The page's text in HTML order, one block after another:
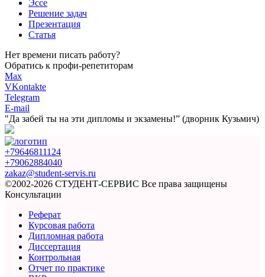
Эссе
Решение задач
Презентация
Статья
Нет времени писать работу?
Обратись к профи-репетиторам
Max
VKontakte
Telegram
E-mail
"Да забей ты на эти дипломы и экзамены!” (дворник Кузьмич)
+79646811124
+79062884040
zakaz@student-servis.ru
©2002-2026 СТУДЕНТ-СЕРВИС Все права защищены
Консультации
Реферат
Курсовая работа
Дипломная работа
Диссертация
Контрольная
Отчет по практике